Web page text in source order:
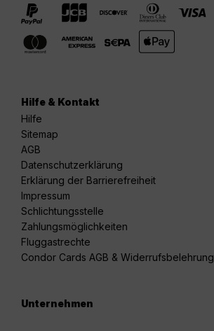
Hilfe & Kontakt
Hilfe
Sitemap
AGB
Datenschutzerklärung
Erklärung der Barrierefreiheit
Impressum
Schlichtungsstelle
Zahlungsmöglichkeiten
Fluggastrechte
Condor Cards AGB & Widerrufsbelehrung
Unternehmen